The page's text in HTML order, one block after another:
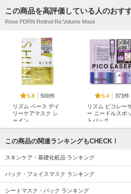
この商品を高評価している人のおす
Rose PDRN Retinol Re:Volume Mask
5.8
500件
リズム ベース デイ
リーケアマスク シ
ャイン
5.4
373件
リズム ピコレー
ー ニードルスポッ
トパック
この商品の関連ランキングもCHECK！
スキンケア・基礎化粧品 ランキング
パック・フェイスマスク ランキング
シートマスク・パック ランキング